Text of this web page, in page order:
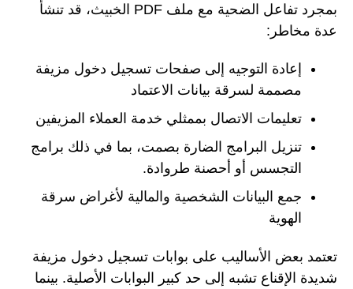
بمجرد تفاعل الضحية مع ملف PDF الخبيث، قد تنشأ
عدة مخاطر:
إعادة التوجيه إلى صفحات تسجيل دخول مزيفة
مصممة لسرقة بيانات الاعتماد
تعليمات الاتصال بممثلي خدمة العملاء المزيفين
تنزيل البرامج الضارة بصمت، بما في ذلك برامج
التجسس أو أحصنة طروادة.
جمع البيانات الشخصية والمالية لأغراض سرقة
الهوية
تعتمد بعض الأساليب على بوابات تسجيل دخول مزيفة
شديدة الإقناع تشبه إلى حد كبير البوابات الأصلية. بينما